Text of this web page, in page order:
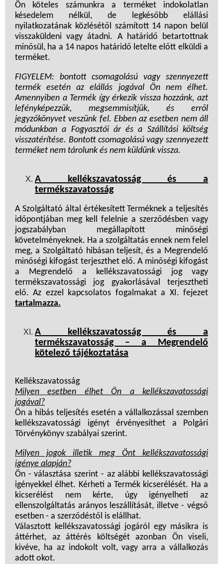
Ön köteles számunkra a terméket indokolatlan
késedelem nélkül, de legkésőbb elállási
nyilatkozatának közlésétől számított 14 napon belül
visszaküldeni vagy átadni. A határidő betartottnak
minősül, ha a 14 napos határidő letelte előtt elküldi a
terméket.
FIGYELEM: bontott csomagolású vagy szennyezett
termék esetén az elállás jogával Ön nem élhet.
Amennyiben a Termék így érkezik vissza hozzánk, azt
lefényképezzük, megsemmisítjük, és erről
jegyzőkönyvet veszünk fel. Ebben az esetben nem áll
módunkban a Fogyasztói ár és a Szállítási költség
visszatérítése. Bontott csomagolású vagy szennyezett
terméket nem tárolunk és nem küldünk vissza.
A kellékszavatosság és a
termékszavatosság
A Szolgáltató által értékesített Terméknek a teljesítés
időpontjában meg kell felelnie a szerződésben vagy
jogszabályban megállapított minőségi
követelményeknek. Ha a szolgáltatás ennek nem felel
meg, a Szolgáltató hibásan teljesít, és a Megrendelő
minőségi kifogást terjeszthet elő. A minőségi kifogást
a Megrendelő a kellékszavatossági jog vagy
termékszavatossági jog gyakorlásával terjesztheti
elő. Az ezzel kapcsolatos fogalmakat a XI. fejezet
tartalmazza.
A kellékszavatosság és a
termékszavatosság – a Megrendelő
kötelező tájékoztatása
Kellékszavatosság
Milyen esetben élhet Ön a kellékszavatossági
jogával?
Ön a hibás teljesítés esetén a vállalkozással szemben
kellékszavatossági igényt érvényesíthet a Polgári
Törvénykönyv szabályai szerint.
Milyen jogok illetik meg Önt kellékszavatossági
igénye alapján?
Ön - választása szerint - az alábbi kellékszavatossági
igényekkel élhet. Kérheti a Termék kicserélését. Ha a
kicserélést nem kérte, úgy igényelheti az
ellenszolgáltatás arányos leszállítását, illetve - végső
esetben - a szerződéstől is elállhat.
Választott kellékszavatossági jogáról egy másikra is
áttérhet, az áttérés költségét azonban Ön viseli,
kivéve, ha az indokolt volt, vagy arra a vállalkozás
adott okot.